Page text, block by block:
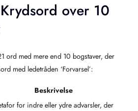
over 10
ord med mere end 10 bogstaver, der
med ledetråden ‘Forvarsel’:
Beskrivelse
for indre eller ydre advarsler, der